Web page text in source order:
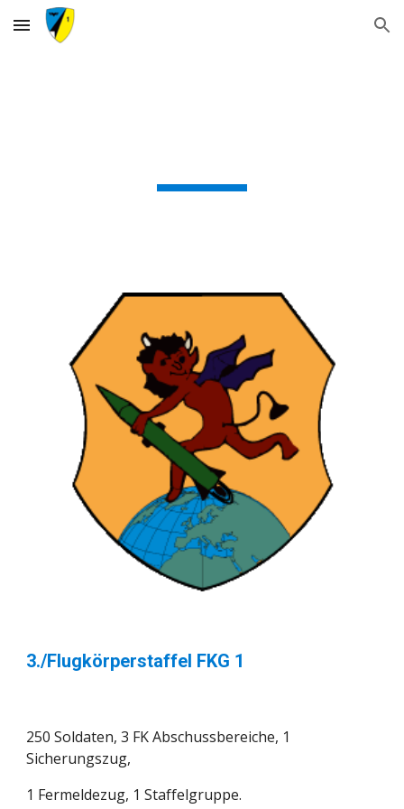
Skip to main content Skip to navigation
3./Flugkörperstaffel FKG 1
250 Soldaten, 3 FK Abschussbereiche, 1
Sicherungszug,
1 Fermeldezug, 1 Staffelgruppe.